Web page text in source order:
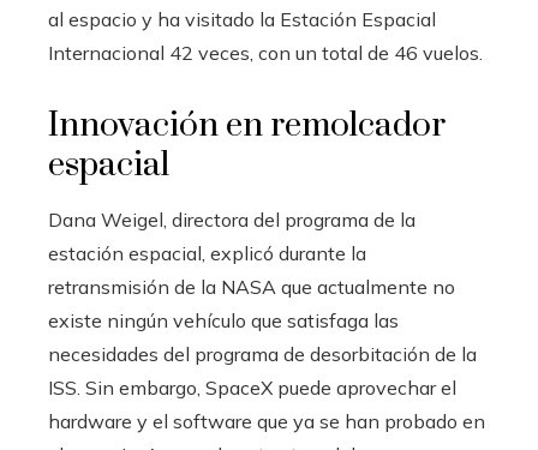
al espacio y ha visitado la Estación Espacial
Internacional 42 veces, con un total de 46 vuelos.
Innovación en remolcador
espacial
Dana Weigel, directora del programa de la
estación espacial, explicó durante la
retransmisión de la NASA que actualmente no
existe ningún vehículo que satisfaga las
necesidades del programa de desorbitación de la
ISS. Sin embargo, SpaceX puede aprovechar el
hardware y el software que ya se han probado en